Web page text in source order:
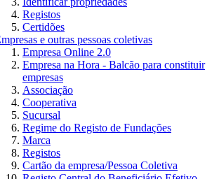
Registos
Certidões
e outras pessoas coletivas
Empresa Online 2.0
Empresa na Hora - Balcão para constituir
empresas
Associação
Cooperativa
Sucursal
Regime do Registo de Fundações
Marca
Registos
Cartão da empresa/Pessoa Coletiva